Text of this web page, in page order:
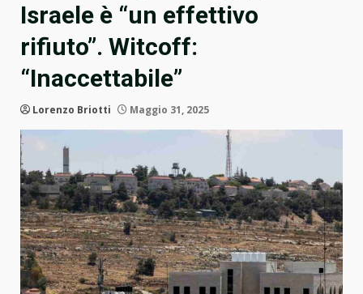
Israele è “un effettivo
rifiuto”. Witcoff:
“Inaccettabile”
Lorenzo Briotti Maggio 31, 2025